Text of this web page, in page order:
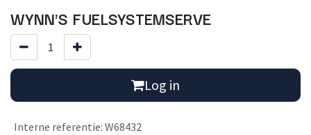
WYNN'S FUELSYSTEMSERVE
Log in
Interne referentie: W68432